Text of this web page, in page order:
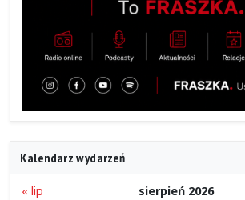
Kalendarz wydarzeń
« lip sierpień 2026